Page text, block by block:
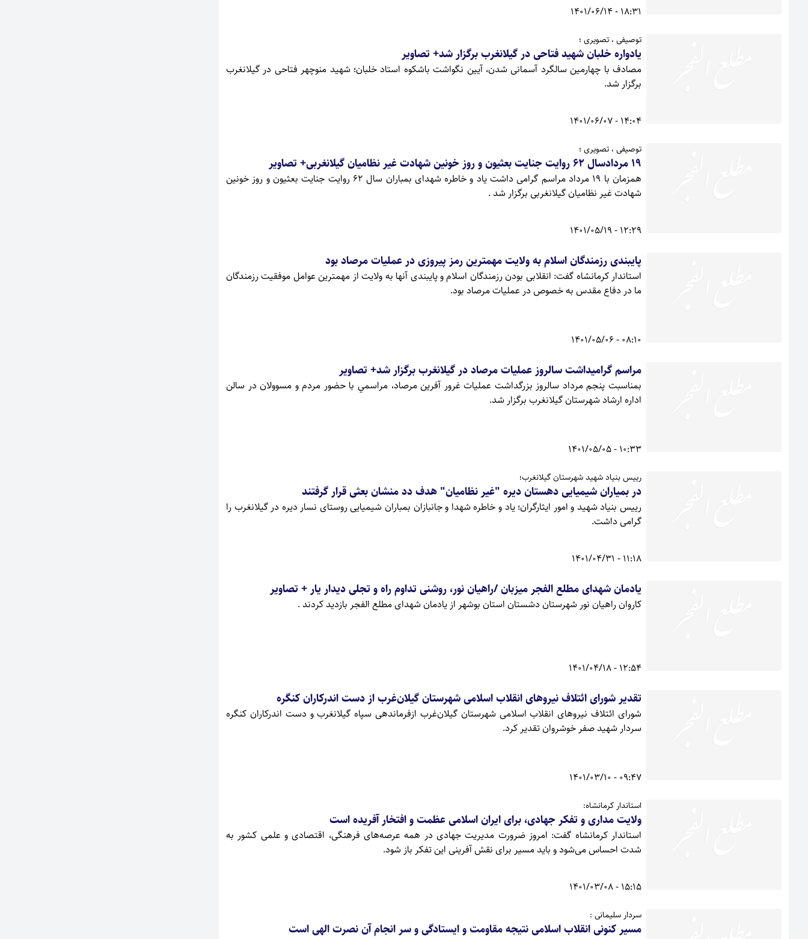
18:31 - 1401/06/14
توصیفی ، تصویری ؛
یادواره خلبان شهید فتاحی در گیلانغرب برگزار شد+ تصاویر
مصادف با چهارمین سالگرد آسمانی شدن، آیین نگواشت باشکوه استاد خلبان؛ شهید منوچهر فتاحی در گیلانغرب
برگزار شد.
14:04 - 1401/06/07
توصیفی ، تصویری ؛
19 مردادسال 62 روایت جنایت بعثیون و روز خونین شهادت غیر نظامیان گیلانغربی+ تصاویر
همزمان با 19 مرداد مراسم گرامی داشت یاد و خاطره شهدای بمباران سال 62 روایت جنایت بعثیون و روز خونین
شهادت غیر نظامیان گیلانغربی برگزار شد .
12:29 - 1401/05/19
پایبندی رزمندگان اسلام به ولایت مهمترین رمز پیروزی در عملیات مرصاد بود
استاندار کرمانشاه گفت: انقلابی بودن رزمندگان اسلام و پایبندی آنها به ولایت از مهمترین عوامل موفقیت رزمندگان
ما در دفاع مقدس به خصوص در عملیات مرصاد بود.
08:10 - 1401/05/06
مراسم گراميداشت سالروز عمليات مرصاد در گيلانغرب برگزار شد+ تصاویر
بمناسبت پنجم مرداد سالروز بزرگداشت عمليات غرور آفرين مرصاد، مراسمي با حضور مردم و مسوولان در سالن
اداره ارشاد شهرستان گيلانغرب برگزار شد.
10:33 - 1401/05/05
رییس بنیاد شهید شهرستان گیلانغرب؛
در بمیاران شیمیایی دهستان دیره "غیر نظامیان" هدف دد منشان بعثی قرار گرفتند
رییس بنیاد شهید و امور ایثارگران؛ یاد و خاطره شهدا و جانبازان بمباران شیمیایی روستای نسار دیره در گیلانغرب را
گرامی داشت.
11:18 - 1401/04/31
یادمان شهدای مطلع الفجر میزبان /راهیان نور، روشنی تداوم راه و تجلی دیدار یار + تصاویر
کاروان راهیان نور شهرستان دشستان استان بوشهر از یادمان شهدای مطلع الفجر بازدید کردند .
12:54 - 1401/04/18
تقدیر شورای ائتلاف نیروهای انقلاب اسلامی شهرستان گیلان‌غرب از دست اندرکاران کنگره
شورای ائتلاف نیروهای انقلاب اسلامی شهرستان گیلان‌غرب ازفرماندهی سپاه گیلانغرب و دست اندرکاران کنگره
سردار شهید صفر خوشروان تقدیر کرد.
09:47 - 1401/03/10
استاندار کرمانشاه:
ولایت مداری و تفکر جهادی، برای ایران اسلامی عظمت و افتخار آفریده است
استاندار کرمانشاه گفت: امروز ضرورت مدیریت جهادی در همه عرصه‌های فرهنگی، اقتصادی و علمی کشور به
شدت احساس می‌شود و باید مسیر برای نقش آفرینی این تفکر باز شود‌.
15:15 - 1401/03/08
سردار سلیمانی :
مسیر کنونی انقلاب اسلامی نتیجه مقاومت و ایستادگی و سر انجام آن نصرت الهی است